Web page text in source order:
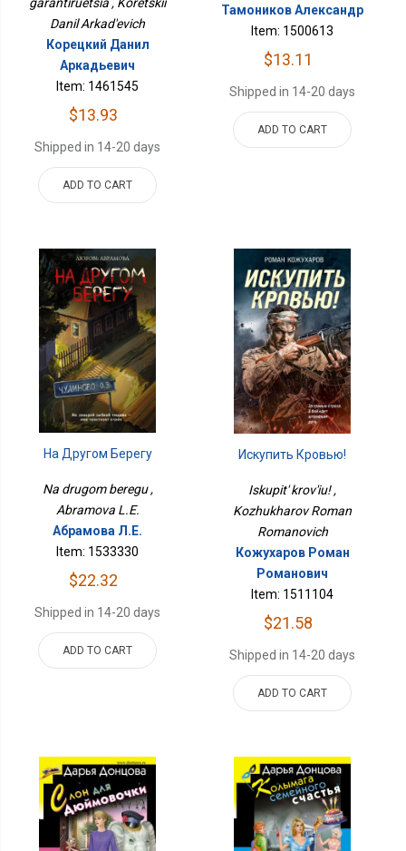
Danil Arkad'evich
Корецкий Данил
Аркадьевич
Item: 1461545
$13.93
Shipped in 14-20 days
ADD TO CART
Тамоников Александр
Item: 1500613
$13.11
Shipped in 14-20 days
ADD TO CART
На Другом Берегу
Na drugom beregu ,
Abramova L.E.
Абрамова Л.Е.
Item: 1533330
$22.32
Shipped in 14-20 days
ADD TO CART
Искупить Кровью!
Iskupit' krov'iu! ,
Kozhukharov Roman
Romanovich
Кожухаров Роман
Романович
Item: 1511104
$21.58
Shipped in 14-20 days
ADD TO CART